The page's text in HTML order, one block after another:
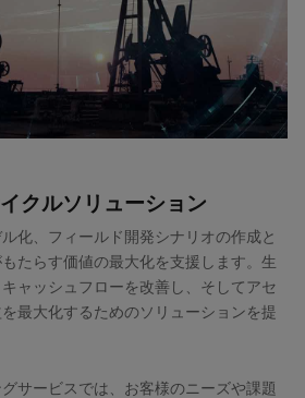
クルソリューション
化、フィールド開発シナリオの作成と
たらす価値の最大化を支援します。生
ャッシュフローを改善し、そしてアセ
最大化するためのソリューションを提
サービスでは、お客様のニーズや課題